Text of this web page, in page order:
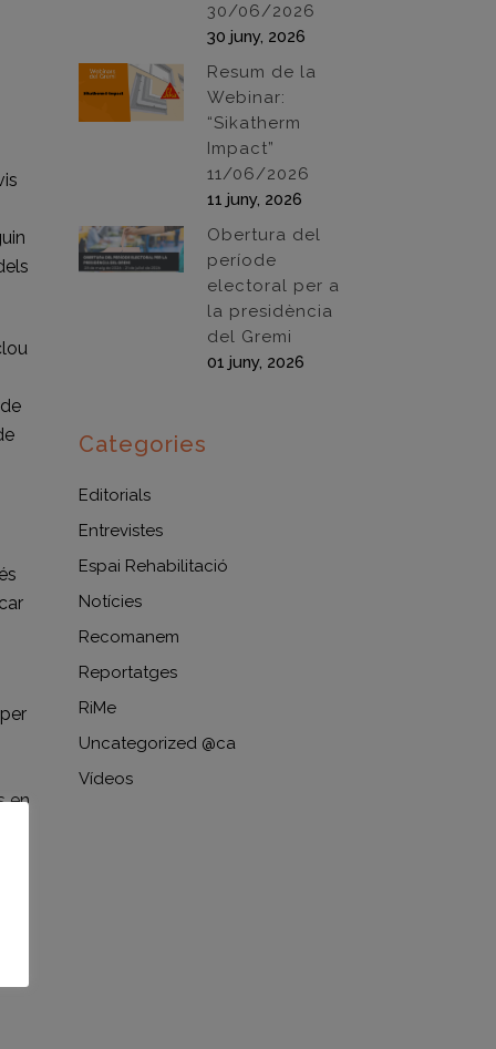
en
30/06/2026
30 juny, 2026
Resum de la
Webinar:
“Sikatherm
Impact”
11/06/2026
11 juny, 2026
Obertura del
període
electoral per a
la presidència
del Gremi
01 juny, 2026
Categories
Editorials
Entrevistes
Espai Rehabilitació
Notícies
Recomanem
Reportatges
RiMe
Uncategorized @ca
Vídeos